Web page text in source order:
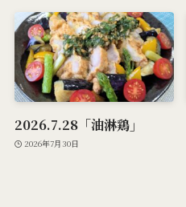
2026.7.28「油淋鶏」
2026年7月30日